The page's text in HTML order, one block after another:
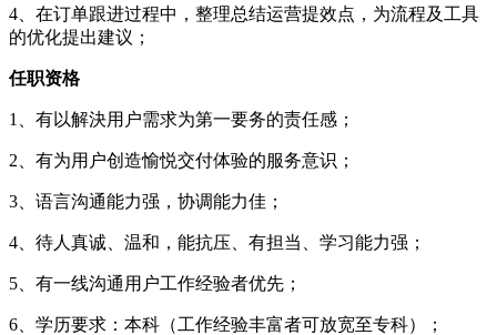
4、在订单跟进过程中，整理总结运营提效点，为流程及工具
的优化提出建议；
任职资格
1、有以解決用户需求为第一要务的责任感；
2、有为用户创造愉悦交付体验的服务意识；
3、语言沟通能力强，协调能力佳；
4、待人真诚、温和，能抗压、有担当、学习能力强；
5、有一线沟通用户工作经验者优先；
6、学历要求：本科（工作经验丰富者可放宽至专科）；